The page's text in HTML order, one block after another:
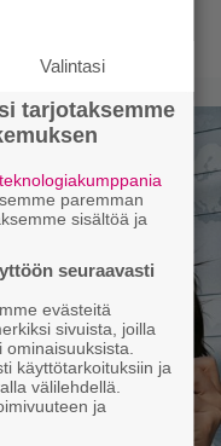
Valintasi
tarjotaksemme
paremman
sisältöä ja
seuraavasti
evästeitä
sivuista, joilla
käyttötarkoituksiin ja
välilehdellä.
ja